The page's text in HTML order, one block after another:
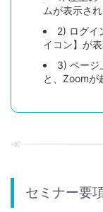
ムが表示され
2) ログイ
イコン】が表
3) ページ
と、Zoomが
セミナー要